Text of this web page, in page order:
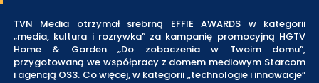
TVN Media otrzymał srebrną EFFIE AWARDS w kategorii
„media, kultura i rozrywka” za kampanię promocyjną HGTV
Home & Garden „Do zobaczenia w Twoim domu”,
przygotowaną we współpracy z domem mediowym Starcom
i agencją OS3. Co więcej, w kategorii „technologie i innowacje”